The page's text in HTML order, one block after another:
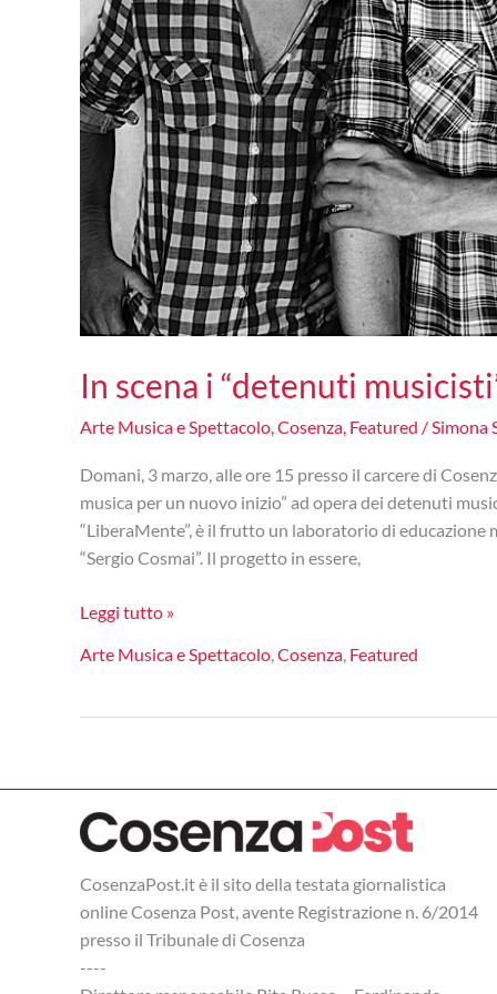
In scena i “detenuti
Arte Musica e Spettacolo Cosenza Featured / Simona
Domani, 3 marzo, alle ore 15 presso il carcere di
musica per un nuovo inizio” ad opera dei detenuti
“LiberaMente”, è il frutto un laboratorio di
“Sergio Cosmai”. Il progetto in essere,
In
i
musicisti”
Cosenza
Leggi tutto »
Arte Musica e Spettacolo Cosenza Featured
CosenzaPost.it è il sito della testata giornalistica
online Cosenza Post, avente Registrazione n. 6/2014
presso il Tribunale di Cosenza
----